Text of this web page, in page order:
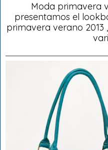
Moda primavera
presentamos el
primavera verano